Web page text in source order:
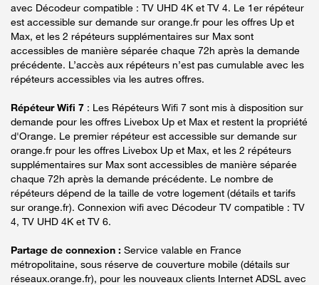
avec Décodeur compatible : TV UHD 4K et TV 4. Le 1er répéteur
est accessible sur demande sur orange.fr pour les offres Up et
Max, et les 2 répéteurs supplémentaires sur Max sont
accessibles de manière séparée chaque 72h après la demande
précédente. L’accès aux répéteurs n’est pas cumulable avec les
répéteurs accessibles via les autres offres.
Répéteur Wifi 7 : Les Répéteurs Wifi 7 sont mis à disposition sur
demande pour les offres Livebox Up et Max et restent la propriété
d'Orange. Le premier répéteur est accessible sur demande sur
orange.fr pour les offres Livebox Up et Max, et les 2 répéteurs
supplémentaires sur Max sont accessibles de manière séparée
chaque 72h après la demande précédente. Le nombre de
répéteurs dépend de la taille de votre logement (détails et tarifs
sur orange.fr). Connexion wifi avec Décodeur TV compatible : TV
4, TV UHD 4K et TV 6.
Partage de connexion : Service valable en France
métropolitaine, sous réserve de couverture mobile (détails sur
réseaux.orange.fr), pour les nouveaux clients Internet ADSL avec